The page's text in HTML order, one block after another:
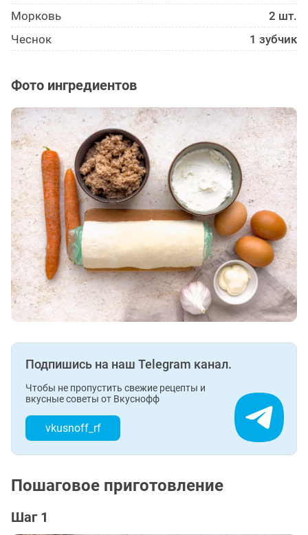
Морковь
2 шт.
Чеснок
1 зубчик
Фото ингредиентов
Подпишись на наш Telegram канал.
Чтобы не пропустить свежие рецепты и
вкусные советы от Вкуснофф
vkusnoff_rf
Пошаговое приготовление
Шаг 1